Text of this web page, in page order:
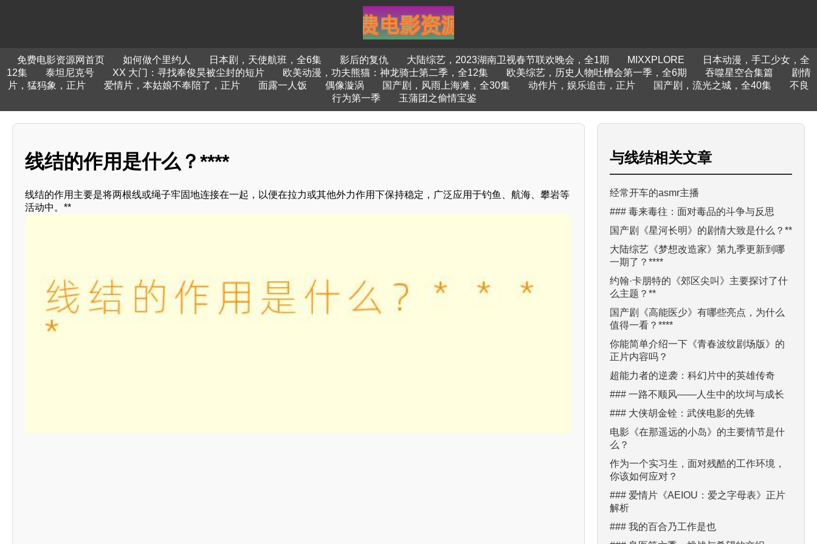
免费电影资源网首页 如何做个里约人 日本剧，天使航班，全6集 影后的复仇 大陆综艺，2023湖南卫视春节联欢晚会，全1期 MIXXPLORE
日本动漫，手工少女，全
12集
泰坦尼克号 XX 大门：寻找奉俊昊被尘封的短片 欧美动漫，功夫熊猫：神龙骑士第二季，全12集 欧美综艺，历史人物吐槽会第一季，全6期 吞噬星空合集篇
剧情
片，猛犸象，正片
爱情片，本姑娘不奉陪了，正片 面露一人饭 偶像漩涡 国产剧，风雨上海滩，全30集 动作片，娱乐追击，正片 国产剧，流光之城，全40集
不良
行为第一季
玉蒲团之偷情宝鉴
线结的作用是什么？****
线结的作用主要是将两根线或绳子牢固地连接在一起，以便在拉力或其他外力作用下保持稳定，广泛应用于钓鱼、航海、攀岩等
活动中。**
与线结相关文章
经常开车的asmr主播
### 毒来毒往：面对毒品的斗争与反思
国产剧《星河长明》的剧情大致是什么？**
大陆综艺《梦想改造家》第九季更新到哪
一期了？****
约翰·卡朋特的《郊区尖叫》主要探讨了什
么主题？**
国产剧《高能医少》有哪些亮点，为什么
值得一看？****
你能简单介绍一下《青春波纹剧场版》的
正片内容吗？
超能力者的逆袭：科幻片中的英雄传奇
### 一路不顺风——人生中的坎坷与成长
### 大侠胡金铨：武侠电影的先锋
电影《在那遥远的小岛》的主要情节是什
么？
作为一个实习生，面对残酷的工作环境，
你该如何应对？
### 爱情片《AEIOU：爱之字母表》正片
解析
### 我的百合乃工作是也